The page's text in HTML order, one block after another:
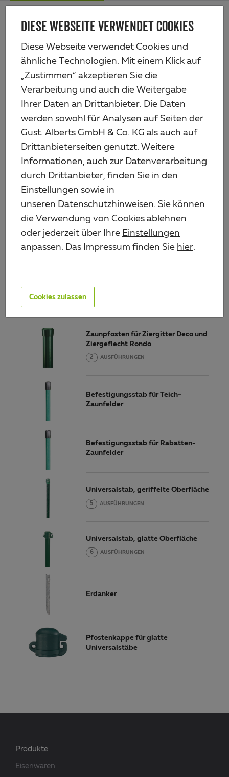
DIESE WEBSEITE VERWENDET COOKIES
Diese Webseite verwendet Cookies und
ähnliche Technologien. Mit einem Klick auf
„Zustimmen“ akzeptieren Sie die
Verarbeitung und auch die Weitergabe
Ihrer Daten an Drittanbieter. Die Daten
werden sowohl für Analysen auf Seiten der
Gust. Alberts GmbH & Co. KG als auch auf
Drittanbieterseiten genutzt. Weitere
Informationen, auch zur Datenverarbeitung
durch Drittanbieter, finden Sie in den
Einstellungen sowie in
unseren Datenschutzhinweisen. Sie können
die Verwendung von Cookies ablehnen
oder jederzeit über Ihre Einstellungen
anpassen. Das Impressum finden Sie hier.
Cookies zulassen
Zum
Alberts
Produkte Zauntechnik Teich- und Rabattenzäune
TEICH- UND RABATTENZÄUNE
Filter anzeigen
AUSFÜHRUNGEN
Ziergeflecht Rondo
3 AUSFÜHRUNGEN
Teich-Zaunfeld, Bogen mittig unten
Zaunpfosten für Ziergitter Deco und
Ziergeflecht Rondo
2 AUSFÜHRUNGEN
Befestigungsstab für Teich-
Zaunfelder
Befestigungsstab für Rabatten-
Zaunfelder
Universalstab, geriffelte Oberfläche
5 AUSFÜHRUNGEN
Universalstab, glatte Oberfläche
6 AUSFÜHRUNGEN
Erdanker
Pfostenkappe für glatte
Universalstäbe
Produkte
Eisenwaren